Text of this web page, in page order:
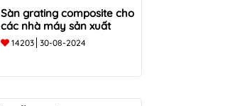
Sàn grating composite cho
các nhà máy sản xuất
14203 30-08-2024